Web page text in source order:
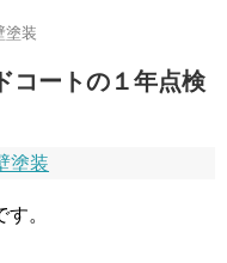
塗装
コートの１年点検
塗装
。